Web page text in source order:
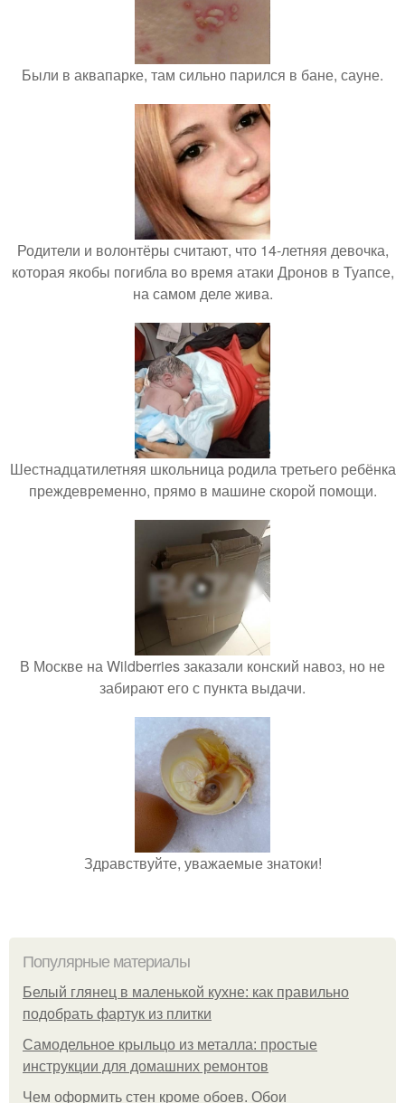
Были в аквапарке, там сильно парился в бане, сауне.
Родители и волонтёры считают, что 14-летняя девочка,
которая якобы погибла во время атаки Дронов в Туапсе,
на самом деле жива.
Шестнадцатилетняя школьница родила третьего ребёнка
преждевременно, прямо в машине скорой помощи.
В Москве на Wildberries заказали конский навоз, но не
забирают его с пункта выдачи.
Здравствуйте, уважаемые знатоки!
Популярные материалы
Белый глянец в маленькой кухне: как правильно
подобрать фартук из плитки
Самодельное крыльцо из металла: простые
инструкции для домашних ремонтов
Чем оформить стен кроме обоев. Обои